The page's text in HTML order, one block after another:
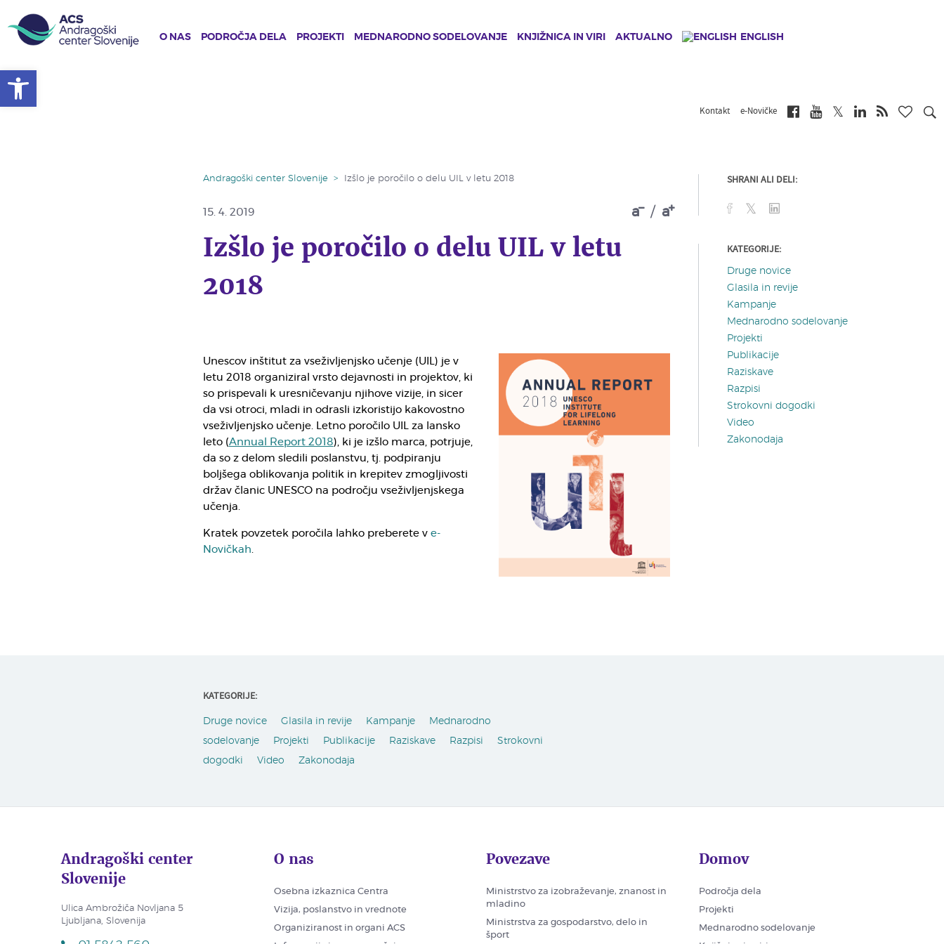
O NAS PODROČJA DELA PROJEKTI MEDNARODNO SODELOVANJE KNJIŽNICA IN VIRI AKTUALNO ENGLISH
Kontakt e-Novičke
Andragoški center Slovenije > Izšlo je poročilo o delu UIL v letu 2018
a / a
15. 4. 2019
Izšlo je poročilo o delu UIL v letu
2018
Unescov inštitut za vseživljenjsko učenje (UIL) je v
letu 2018 organiziral vrsto dejavnosti in projektov, ki
so prispevali k uresničevanju njihove vizije, in sicer
da vsi otroci, mladi in odrasli izkoristijo kakovostno
vseživljenjsko učenje. Letno poročilo UIL za lansko
leto (Annual Report 2018), ki je izšlo marca, potrjuje,
da so z delom sledili poslanstvu, tj. podpiranju
boljšega oblikovanja politik in krepitev zmogljivosti
držav članic UNESCO na področju vseživljenjskega
učenja.
Kratek povzetek poročila lahko preberete v e-
Novičkah
SHRANI ALI DELI:
KATEGORIJE:
Druge novice
Glasila in revije
Kampanje
Mednarodno sodelovanje
Projekti
Publikacije
Raziskave
Razpisi
Strokovni dogodki
Video
Zakonodaja
KATEGORIJE:
Druge novice Glasila in revije Kampanje
Mednarodno
sodelovanje
Projekti Publikacije Raziskave Razpisi
Strokovni
dogodki
Video Zakonodaja
Andragoški center
Slovenije
Ulica Ambrožiča Novljana 5
Ljubljana, Slovenija
O nas
Osebna izkaznica Centra
Vizija, poslanstvo in vrednote
Organiziranost in organi ACS
Povezave
Ministrstvo za izobraževanje, znanost in
mladino
Ministrstva za gospodarstvo, delo in
šport
Domov
Področja dela
Projekti
Mednarodno sodelovanje
Open toolbar